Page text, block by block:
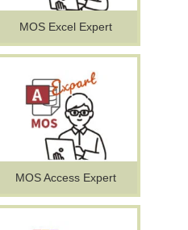
MOS Excel Expert
MOS Access Expert